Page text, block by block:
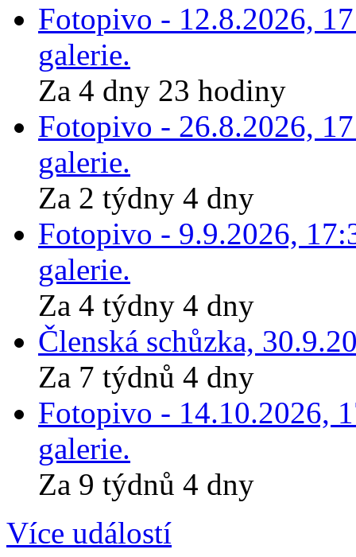
Fotopivo - 12.8.2026,
galerie.
Za 4 dny 23 hodiny
Fotopivo - 26.8.2026,
galerie.
Za 2 týdny 4 dny
Fotopivo - 9.9.2026,
galerie.
Za 4 týdny 4 dny
Členská schůzka,
Za 7 týdnů 4 dny
Fotopivo - 14.10.2026,
galerie.
Za 9 týdnů 4 dny
Více událostí